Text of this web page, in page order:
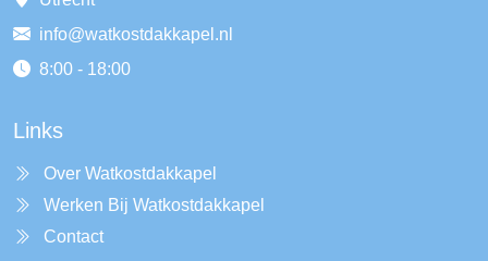
info@watkostdakkapel.nl
8:00 - 18:00
Links
Over Watkostdakkapel
Werken Bij Watkostdakkapel
Contact